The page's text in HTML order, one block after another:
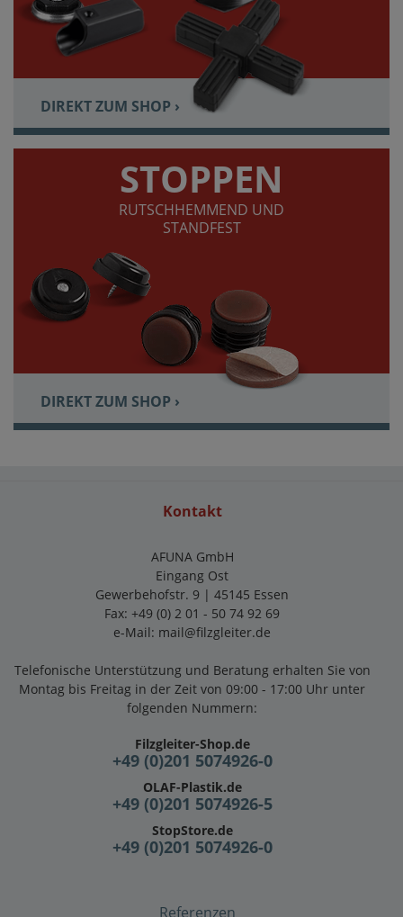
DIREKT ZUM SHOP ›
STOPPEN
RUTSCHHEMMEND UND
STANDFEST
DIREKT ZUM SHOP ›
Kontakt
AFUNA GmbH
Eingang Ost
Gewerbehofstr. 9 | 45145 Essen
Fax: +49 (0) 2 01 - 50 74 92 69
e-Mail: mail@filzgleiter.de
Telefonische Unterstützung und Beratung erhalten Sie von
Montag bis Freitag in der Zeit von 09:00 - 17:00 Uhr unter
folgenden Nummern:
Filzgleiter-Shop.de
+49 (0)201 5074926-0
OLAF-Plastik.de
+49 (0)201 5074926-5
StopStore.de
+49 (0)201 5074926-0
Referenzen